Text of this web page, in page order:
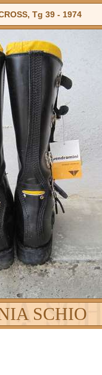
Tg 39 - 1974
SCHIO